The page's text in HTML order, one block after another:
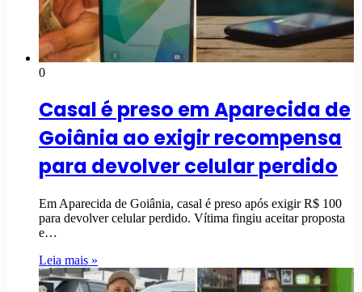
0
Casal é preso em Aparecida de
Goiânia ao exigir recompensa
para devolver celular perdido
Em Aparecida de Goiânia, casal é preso após exigir R$ 100
para devolver celular perdido. Vítima fingiu aceitar proposta
e…
Leia mais »